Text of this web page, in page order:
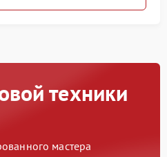
техники
мастера